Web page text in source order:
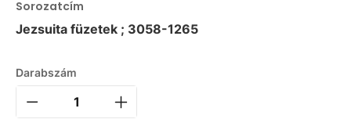
Sorozatcím
Jezsuita füzetek ; 3058-1265
Darabszám